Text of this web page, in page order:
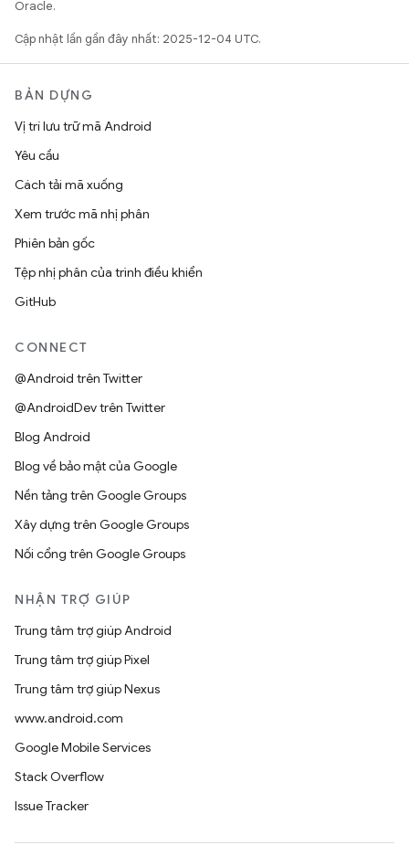
Oracle.
Cập nhật lần gần đây nhất: 2025-12-04 UTC.
BẢN DỰNG
Vị trí lưu trữ mã Android
Yêu cầu
Cách tải mã xuống
Xem trước mã nhị phân
Phiên bản gốc
Tệp nhị phân của trình điều khiển
GitHub
CONNECT
@Android trên Twitter
@AndroidDev trên Twitter
Blog Android
Blog về bảo mật của Google
Nền tảng trên Google Groups
Xây dựng trên Google Groups
Nối cổng trên Google Groups
NHẬN TRỢ GIÚP
Trung tâm trợ giúp Android
Trung tâm trợ giúp Pixel
Trung tâm trợ giúp Nexus
www.android.com
Google Mobile Services
Stack Overflow
Issue Tracker